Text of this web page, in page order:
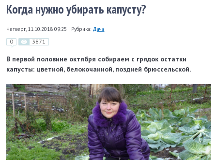
Когда нужно убирать капусту?
Четверг, 11.10.2018 09:25 | Рубрика: Дача
0 3871
В первой половине октября собираем с грядок остатки
капусты: цветной, белокочанной, поздней брюссельской.